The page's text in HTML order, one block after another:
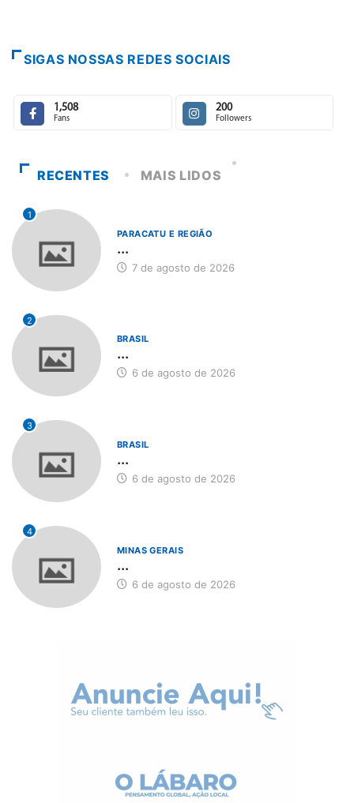
SIGAS NOSSAS REDES SOCIAIS
1,508
Fans
200
Followers
RECENTES MAIS LIDOS
1
PARACATU E REGIÃO
...
7 de agosto de 2026
2
BRASIL
...
6 de agosto de 2026
3
BRASIL
...
6 de agosto de 2026
4
MINAS GERAIS
...
6 de agosto de 2026